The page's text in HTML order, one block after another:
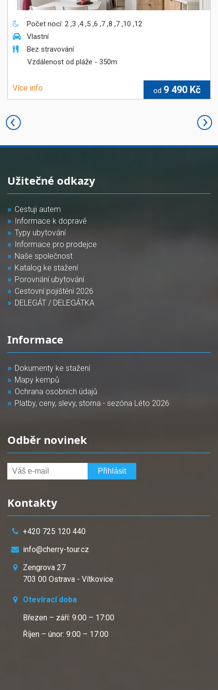
Počet nocí: 2 ,3 ,4 ,5 ,6 ,7 ,8 ,7 ,10 ,12
Vlastní
Bez stravování
Vzdálenost od pláže - 350m
Více info od 9 490 Kč
Užitečné odkazy
Cestuji autem
Informace k dopravě
Typy ubytování
Informace pro prodejce
Naše společnost
Katalog ke stažení
Porovnání ubytování
Cestovní pojištění 2026
DELEGÁT / DELEGÁTKA
Informace
Dokumenty ke stažení
Mapy kempů
Ochrana osobních údajů
Platby, ceny, slevy, storna - sezóna Léto 2026
Odběr novinek
Kontakty
+420 725 120 440
info@cherry-tour.cz
Zengrova 27
703 00 Ostrava - Vítkovice
Otevírací doba
Březen – září: 9:00 – 17:00
Říjen – únor: 9:00 – 17:00